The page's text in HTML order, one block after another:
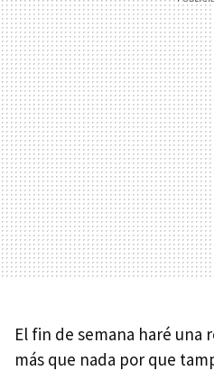
El fin de semana haré una
más que nada por que